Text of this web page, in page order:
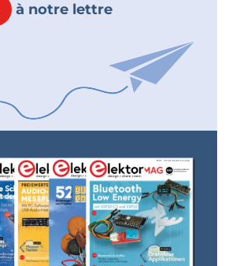
à notre lettre